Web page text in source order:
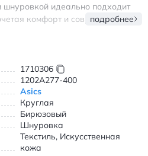
идеально подходит
комфорт и современный
стопы в течение всего дня.
добавляет образу свежести и
кроссовки универсальным
в магазины или встреч с
к износу, а внутренняя
даже при длительной носке.
ценит сочетание практичности
Асикс кроссовки повседневные
бирюзового цвета
подробнее
1710306
1202A277-400
Asics
Круглая
Бирюзовый
Шнуровка
Текстиль, Искусственная
кожа